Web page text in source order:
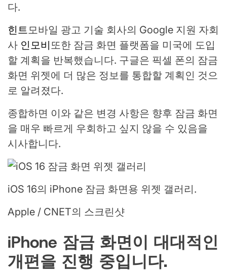
다.
힌트 모바일 광고 기술 회사의 Google 지원 자회
사 인모비 또한 잠금 화면 플랫폼을 미국에 도입
할 계획을 반복했습니다. 구글은 픽셀 폰의 잠금
화면 위젯에 더 많은 정보를 통합할 계획인 것으
로 알려졌다.
종합하면 이와 같은 변경 사항은 향후 잠금 화면
을 매우 빠르게 우회하고 싶지 않을 수 있음을
시사합니다.
iOS 16의 iPhone 잠금 화면용 위젯 갤러리.
Apple / CNET의 스크린샷
iPhone 잠금 화면이 대대적인
개편을 진행 중입니다.